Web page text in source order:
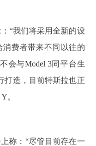
“我们将采用全新的设
消费者带来不同以往的
会与Model 3同平台生
打造，目前特斯拉也正
。
称：“尽管目前存在一